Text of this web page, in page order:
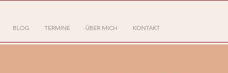
BLOG TERMINE ÜBER MICH KONTAKT